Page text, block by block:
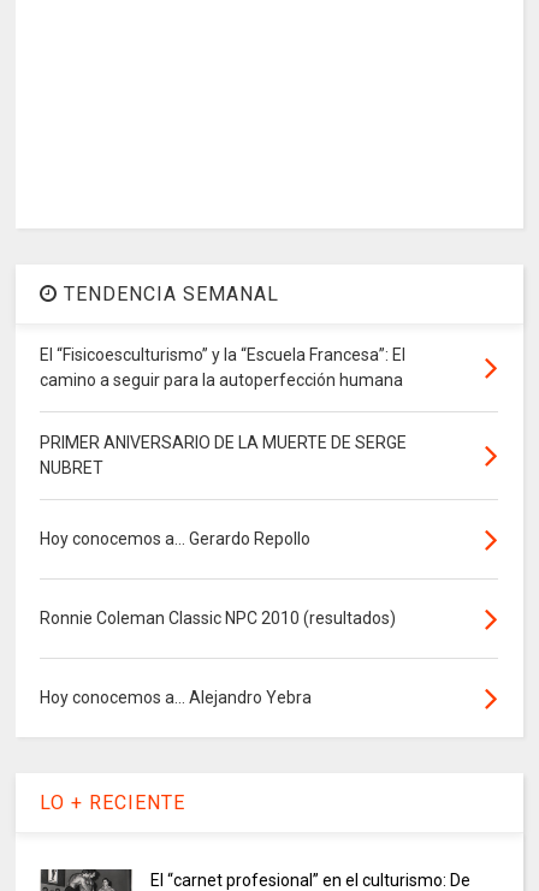
TENDENCIA SEMANAL
El “Fisicoesculturismo” y la “Escuela Francesa”: El
camino a seguir para la autoperfección humana
PRIMER ANIVERSARIO DE LA MUERTE DE SERGE
NUBRET
Hoy conocemos a... Gerardo Repollo
Ronnie Coleman Classic NPC 2010 (resultados)
Hoy conocemos a... Alejandro Yebra
LO + RECIENTE
El “carnet profesional” en el culturismo: De